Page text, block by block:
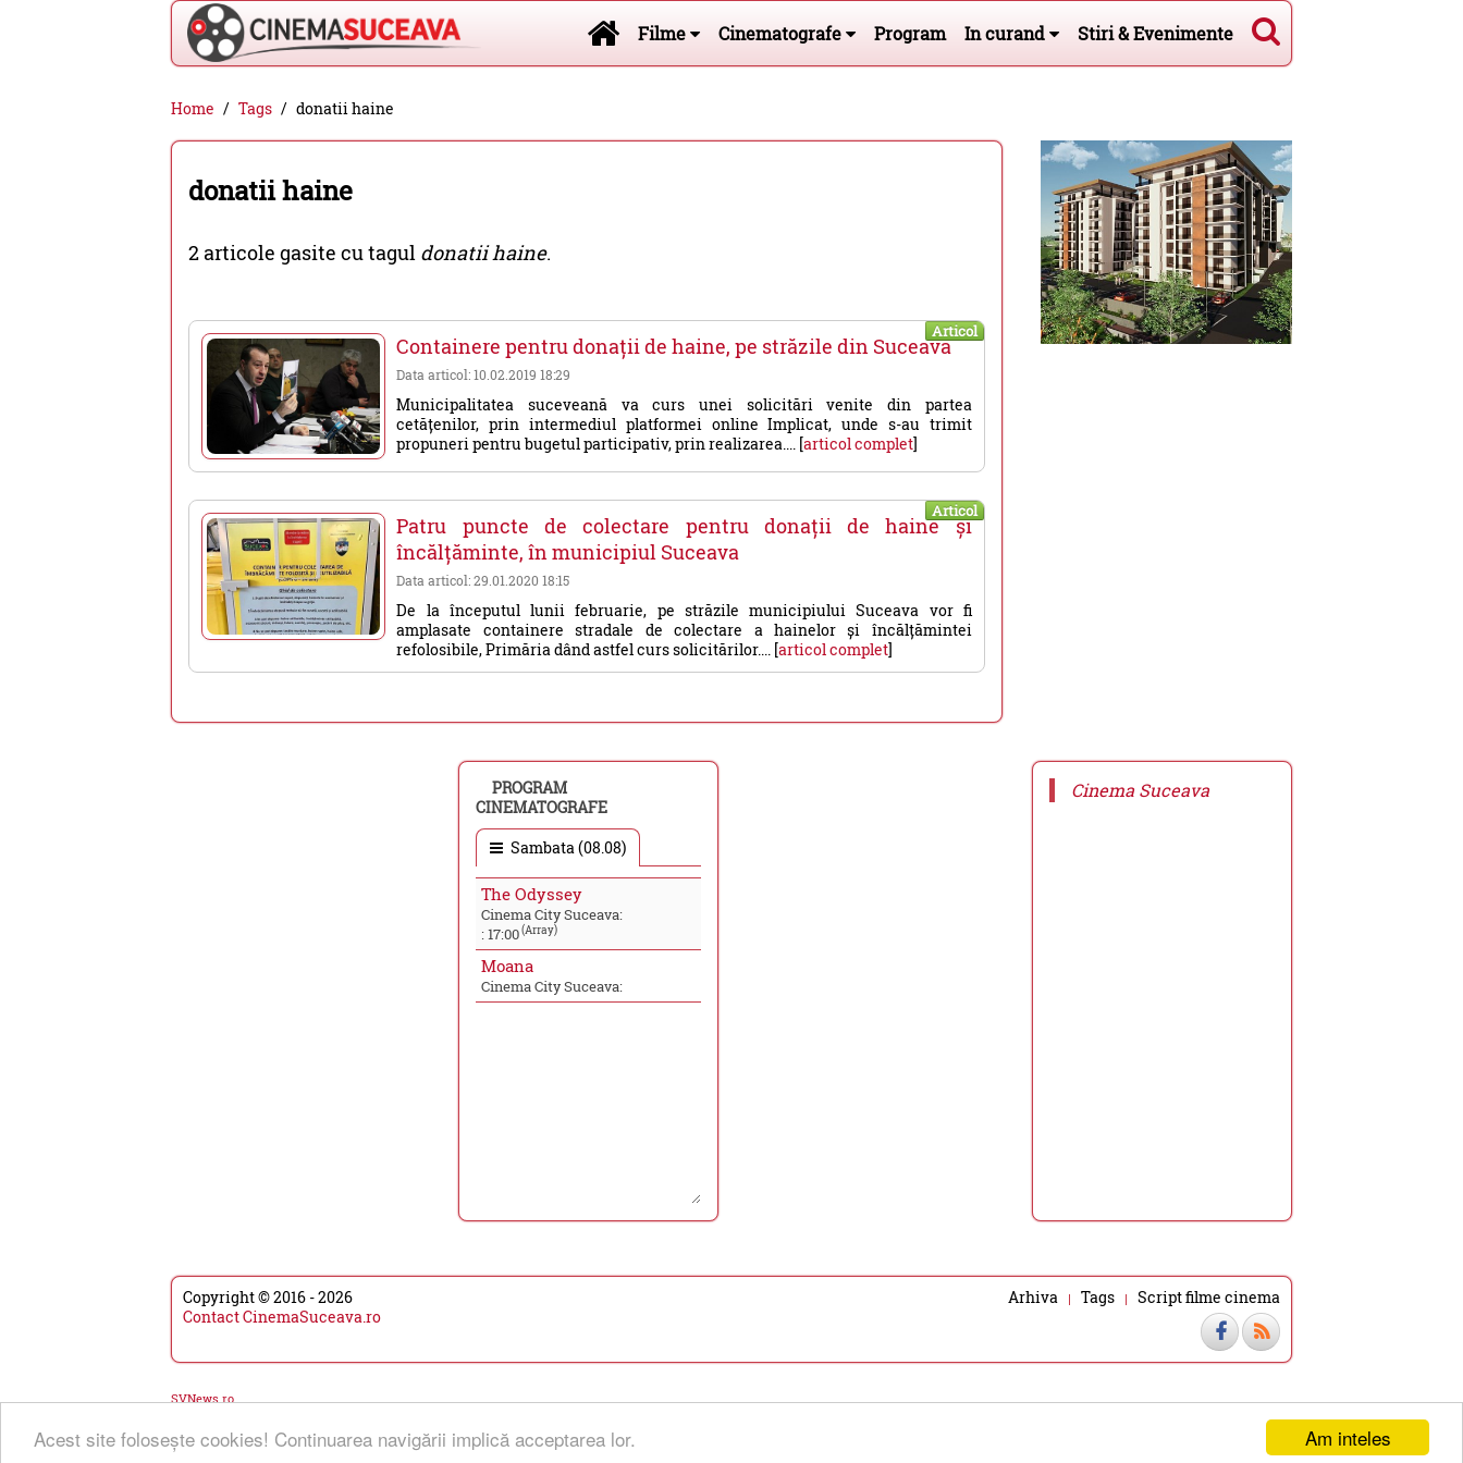
Am inteles
Acest site foloseşte cookies! Continuarea navigării implică acceptarea lor.
Cinema
Suceava
-
filme
cinema,
evenimente
Suceava
Filme Cinematografe Program In curand Stiri & Evenimente
Home Tags donatii haine
donatii haine
2 articole gasite cu tagul donatii haine.
Articol
Containere pentru donații de haine, pe străzile din Suceava
Data articol: 10.02.2019 18:29
Municipalitatea suceveană va curs unei solicitări venite din partea
cetățenilor, prin intermediul platformei online Implicat, unde s-au trimit
propuneri pentru bugetul participativ, prin realizarea.... [articol complet]
Articol
Patru puncte de colectare pentru donații de haine și
încălțăminte, în municipiul Suceava
Data articol: 29.01.2020 18:15
De la începutul lunii februarie, pe străzile municipiului Suceava vor fi
amplasate containere stradale de colectare a hainelor și încălțămintei
refolosibile, Primăria dând astfel curs solicitărilor.... [articol complet]
PROGRAM
CINEMATOGRAFE
Sambata (08.08)
The Odyssey
Cinema City Suceava:
:17:00(Array)
Moana
Cinema City Suceava:
Cinema Suceava
Copyright © 2016 - 2026
Contact CinemaSuceava.ro
Arhiva Tags Script filme cinema
SVNews.ro